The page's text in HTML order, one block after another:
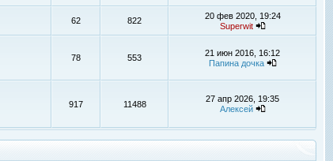
62 822
20 фев 2020, 19:24
Superwit
78 553
21 июн 2016, 16:12
Папина дочка
917 11488
27 апр 2026, 19:35
Алексей